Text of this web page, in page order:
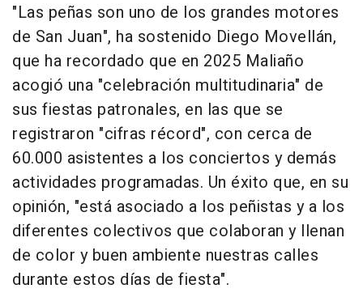
"Las peñas son uno de los grandes motores
de San Juan", ha sostenido Diego Movellán,
que ha recordado que en 2025 Maliaño
acogió una "celebración multitudinaria" de
sus fiestas patronales, en las que se
registraron "cifras récord", con cerca de
60.000 asistentes a los conciertos y demás
actividades programadas. Un éxito que, en su
opinión, "está asociado a los peñistas y a los
diferentes colectivos que colaboran y llenan
de color y buen ambiente nuestras calles
durante estos días de fiesta".